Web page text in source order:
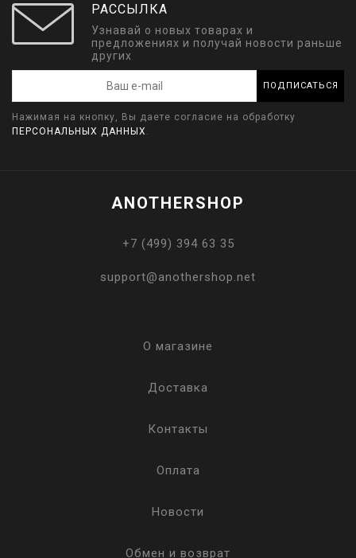
РАССЫЛКА
Узнавай о новых товарах и
предложениях и получай новости раньше
других
ПОДПИСАТЬСЯ
Нажимая на кнопку, Вы даете согласие на обработку
ПЕРСОНАЛЬНЫХ ДАННЫХ
ANOTHERSHOP
+7 (499) 394 63 35
support@anothershop.net
О магазине
Доставка
Контакты
Оплата
Новости
Обмен и возврат